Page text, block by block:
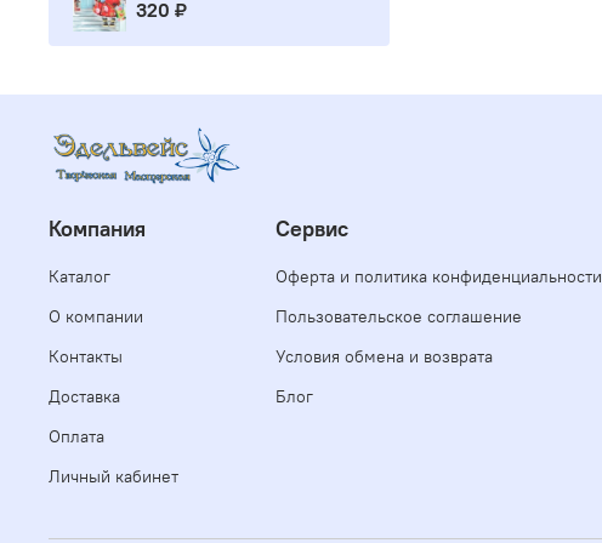
320 ₽
Компания
Каталог
О компании
Контакты
Доставка
Оплата
Личный кабинет
Сервис
Оферта и политика конфиденциальности
Пользовательское соглашение
Условия обмена и возврата
Блог